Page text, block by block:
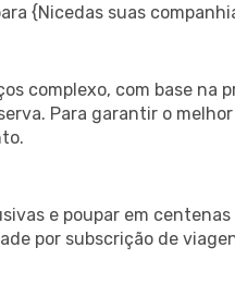
{Nicedas suas
complexo, com base na
Para garantir o
e poupar em
por subscrição de